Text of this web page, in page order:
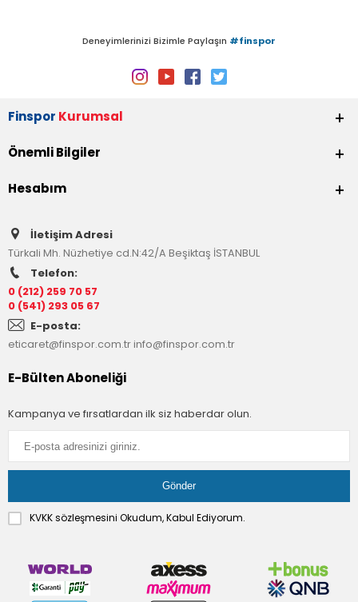
Deneyimlerinizi Bizimle Paylaşın #finspor
Finspor Kurumsal
Önemli Bilgiler
Hesabım
İletişim Adresi
Türkali Mh. Nüzhetiye cd.N:42/A Beşiktaş İSTANBUL
Telefon:
0 (212) 259 70 57
0 (541) 293 05 67
E-posta:
eticaret@finspor.com.trinfo@finspor.com.tr
E-Bülten Aboneliği
Kampanya ve fırsatlardan ilk siz haberdar olun.
KVKK sözleşmesini Okudum, Kabul Ediyorum.